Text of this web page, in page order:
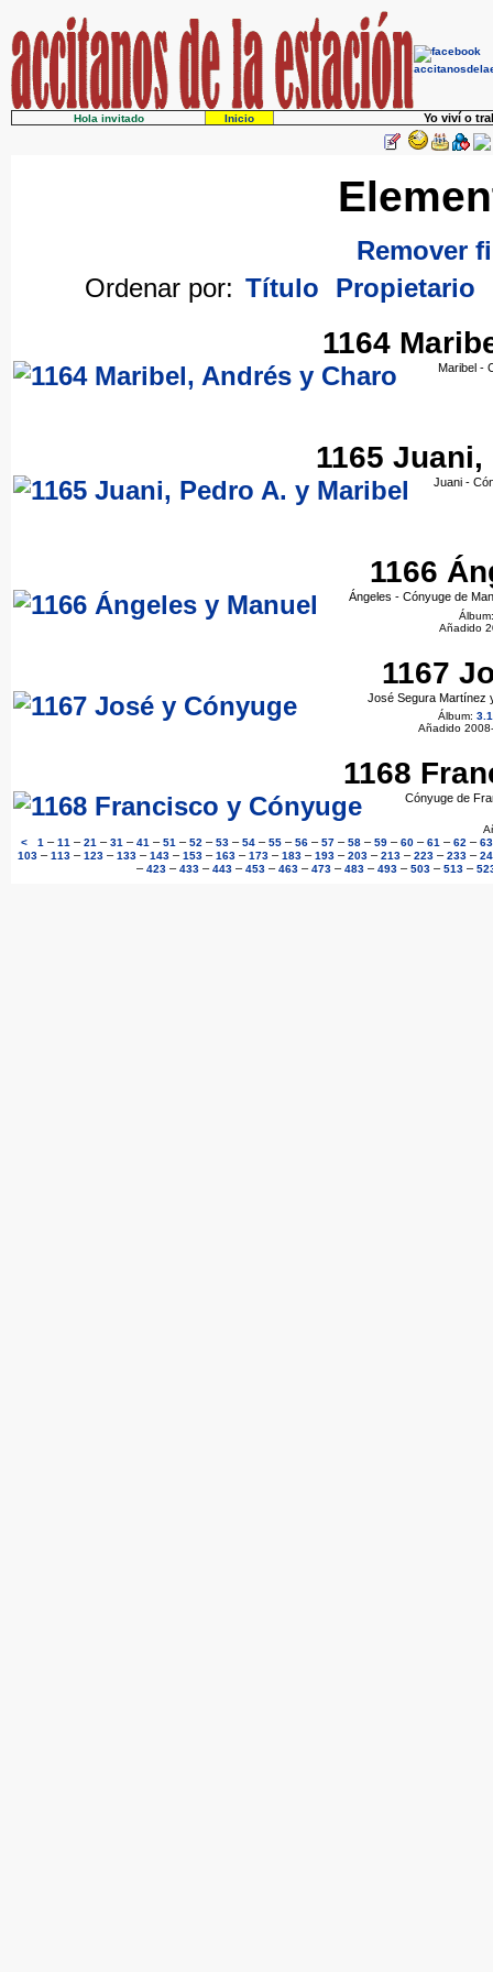
Hola invitado Inicio Yo viví o
Remover
Ordenar por: Título Propietario
1164
Maribel -
1165
Juani -
1166
Ángeles - Cónyuge de
Añadido
1167
José Segura Martínez
Álbum:
Añadido
1168
Cónyuge de
<
1 – 11 – 21 – 31 – 41 – 51 – 52 – 53 – 54 – 55 – 56 – 57 – 58 – 59 – 60 – 61 – 62 – 63
103 – 113 – 123 – 133 – 143 – 153 – 163 – 173 – 183 – 193 – 203 – 213 – 223 – 233 –
– 423 – 433 – 443 – 453 – 463 – 473 – 483 – 493 – 503 – 513 –